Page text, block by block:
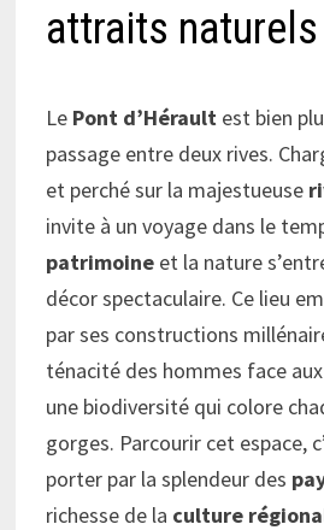
attraits naturels
Le Pont d’Hérault est bien
passage entre deux rives.
et perché sur la majestueuse
invite à un voyage dans le
patrimoine et la nature
décor spectaculaire. Ce lieu
par ses constructions
ténacité des hommes face
une biodiversité qui colore
gorges. Parcourir cet espace,
porter par la splendeur des
richesse de la culture